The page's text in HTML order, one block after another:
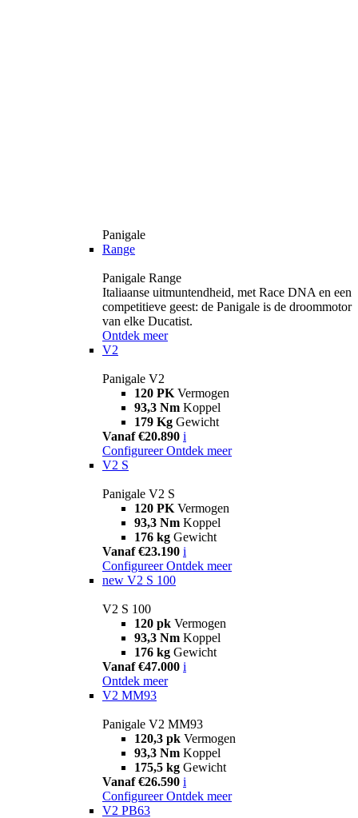
Panigale
Range
Panigale Range
Italiaanse uitmuntendheid, met Race DNA en een
competitieve geest: de Panigale is de droommotor
van elke Ducatist.
Ontdek meer
V2
Panigale V2
120 PK Vermogen
93,3 Nm Koppel
179 Kg Gewicht
Vanaf €20.890 i
Configureer Ontdek meer
V2 S
Panigale V2 S
120 PK Vermogen
93,3 Nm Koppel
176 kg Gewicht
Vanaf €23.190 i
Configureer Ontdek meer
new V2 S 100
V2 S 100
120 pk Vermogen
93,3 Nm Koppel
176 kg Gewicht
Vanaf €47.000 i
Ontdek meer
V2 MM93
Panigale V2 MM93
120,3 pk Vermogen
93,3 Nm Koppel
175,5 kg Gewicht
Vanaf €26.590 i
Configureer Ontdek meer
V2 PB63